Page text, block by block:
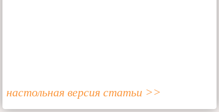
настольная версия статьи >>